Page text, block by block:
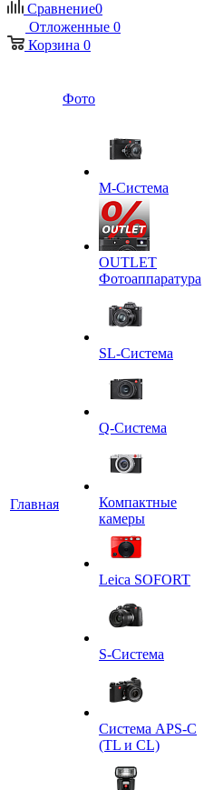
Сравнение0
Отложенные 0
Корзина 0
Главная
Фото
M-Система
OUTLET
Фотоаппаратура
SL-Система
Q-Cистема
Компактные
камеры
Leica SOFORT
S-Система
Система APS-C
(TL и CL)